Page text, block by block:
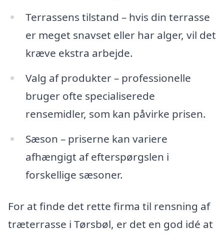
Terrassens tilstand – hvis din terrasse
er meget snavset eller har alger, vil det
kræve ekstra arbejde.
Valg af produkter – professionelle
bruger ofte specialiserede
rensemidler, som kan påvirke prisen.
Sæson – priserne kan variere
afhængigt af efterspørgslen i
forskellige sæsoner.
For at finde det rette firma til rensning af
træterrasse i Tørsbøl, er det en god idé at